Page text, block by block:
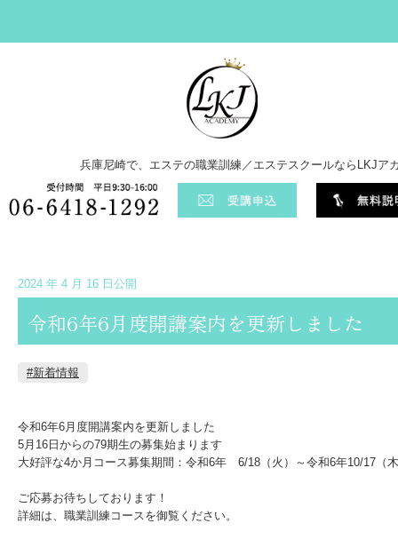
兵庫尼崎で、エステの職業訓練／エステスクールならLKJア
2024 年 4 月 16 日公開
令和6年6月度開講案内を更新しました
#新着情報
令和6年6月度開講案内を更新しました
5月16日からの79期生の募集始まります
大好評な4か月コース募集期間：令和6年 6/18（火）～令和6年10/17（
ご応募お待ちしております！
詳細は、職業訓練コースを御覧ください。